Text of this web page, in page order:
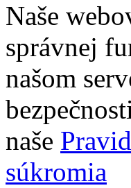
Naše
správnej
našom
naše
súkromia